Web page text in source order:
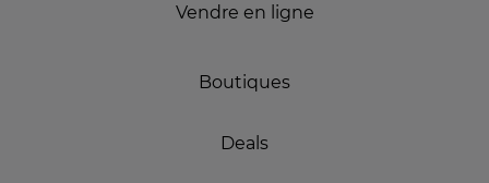
Vendre en ligne
Boutiques
Deals